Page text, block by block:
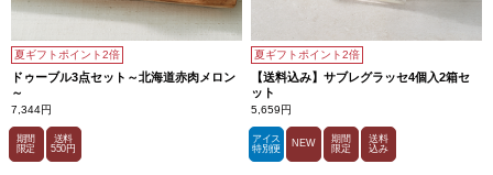
夏ギフトポイント2倍
ドゥーブル3点セット～北海道赤肉メロン
～
7,344円
期間
限定
送料
550円
夏ギフトポイント2倍
【送料込み】サブレグラッセ4個入2箱セ
ット
5,659円
アイス
特別便
NEW
期間
限定
送料
込み